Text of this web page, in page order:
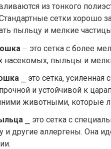
из тонкого
сетки хорошо
пыльцу и мелкие
⏤ это сетка с более
насекомых, пыльцы и
⎯ это сетка,
и устойчивой к
животными, которые
⎯ это сетка с
и другие аллергены. Она